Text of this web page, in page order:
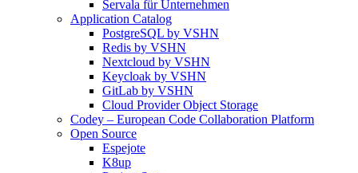
Servala für Unternehmen
Application Catalog
PostgreSQL by VSHN
Redis by VSHN
Nextcloud by VSHN
Keycloak by VSHN
GitLab by VSHN
Cloud Provider Object Storage
Codey – European Code Collaboration Platform
Open Source
Espejote
K8up